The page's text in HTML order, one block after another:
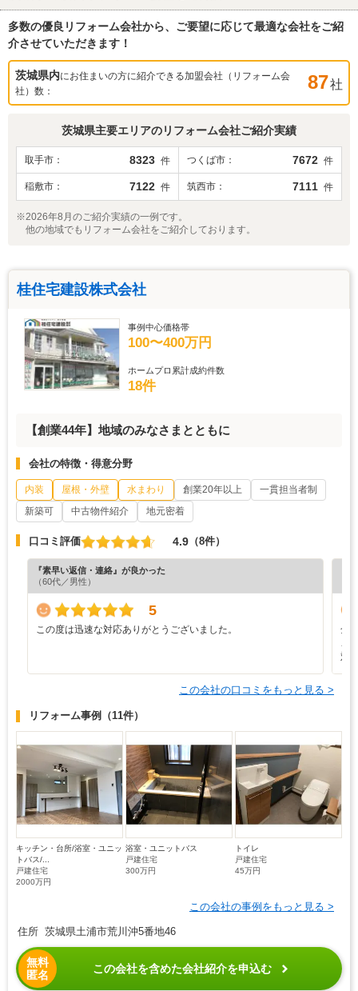
多数の優良リフォーム会社から、ご要望に応じて最適な会社をご紹
介させていただきます！
茨城県内にお住まいの方に紹介できる加盟会社（リフォーム会
社）数：
87社
茨城県主要エリアのリフォーム会社ご紹介実績
取手市 8323 件 つくば市 7672 件
稲敷市 7122 件 筑西市 7111 件
※2026年8月のご紹介実績の一例です。
他の地域でもリフォーム会社をご紹介しております。
桂住宅建設株式会社
事例中心価格帯
100〜400万円
ホームプロ累計成約件数
18件
【創業44年】地域のみなさまとともに
会社の特徴・得意分野
内装 屋根・外壁 水まわり 創業20年以上
一貫担当者制
新築可
中古物件紹介 地元密着
口コミ評価 4.9 （8件）
『素早い返信・連絡』が良かった
（60代／男性）
5
この度は迅速な対応ありがとうございました。
全
こ
対
この会社の口コミをもっと見る >
リフォーム事例 （11件）
キッチン・台所/浴室・ユニッ
トバス/...
戸建住宅
2000万円
浴室・ユニットバス
戸建住宅
300万円
トイレ
戸建住宅
45万円
この会社の事例をもっと見る >
住所 茨城県土浦市荒川沖5番地46
無料
匿名
この会社を含めた会社紹介を申込む